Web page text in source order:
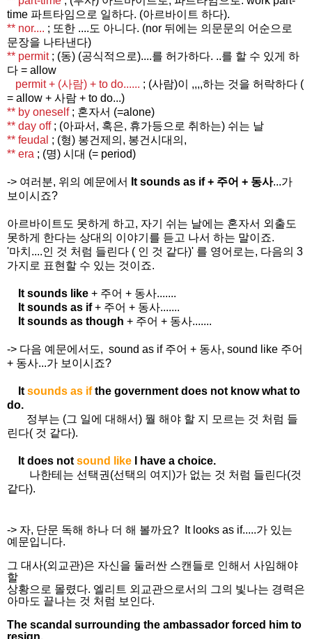
time 파트타임으로 일하다. (아르바이트 하다).
** nor.... ; 또한 ....도 아니다. (nor 뒤에는 의문문의 어순으로
문장을 나타낸다)
** permit; (동) (공식적으로)....를 허가하다. ..를 할 수 있게 하
다 = allow
permit + (사람) + to do...... ; (사람)이 ,,,,하는 것을 허락하다 (
= allow + 사람 + to do...)
** by oneself ; 혼자서 (=alone)
** day off ; (아파서, 혹은, 휴가등으로 취하는) 쉬는 날
** feudal ; (형) 봉건제의, 봉건시대의,
** era ; (명) 시대 (= period)
-> 여러분, 위의 예문에서 It sounds as if + 주어 + 동사...가
보이시죠?
아르바이트도 못하게 하고, 자기 쉬는 날에는 혼자서 외출도
못하게 한다는 상대의 이야기를 듣고 나서 하는 말이죠.
'마치....인 것 처럼 들린다 ( 인 것 같다)' 를 영어로는, 다음의 3
가지로 표현할 수 있는 것이죠.
It sounds like + 주어 + 동사.......
It sounds as if+ 주어 + 동사.......
It sounds as though + 주어 + 동사.......
-> 다음 예문에서도, sound as if 주어 + 동사, sound like 주어
+ 동사...가 보이시죠?
It sounds as ifthe government does not know what to
do.
정부는 (그 일에 대해서) 뭘 해야 할 지 모르는 것 처럼 들
린다( 것 같다).
It does not sound like I have a choice.
나한테는 선택권(선택의 여지)가 없는 것 처럼 들린다(것
같다).
-> 자, 단문 독해 하나 더 해 볼까요? It looks as if.....가 있는
예문입니다.
그 대사(외교관)은 자신을 둘러싼 스캔들로 인해서 사임해야
할
상황으로 몰렸다. 엘리트 외교관으로서의 그의 빛나는 경력은
아마도 끝나는 것 처럼 보인다.
The scandal surrounding the ambassador forced him to
resign.